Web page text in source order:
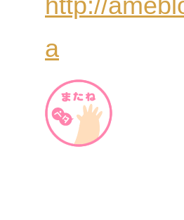
http://
a